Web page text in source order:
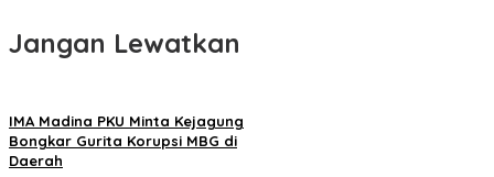
Jangan Lewatkan
IMA Madina PKU Minta Kejagung
Bongkar Gurita Korupsi MBG di
Daerah